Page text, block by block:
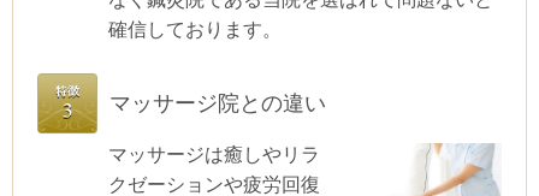
確信しております。
マッサージ院との違い
マッサージは癒しやリラ
クゼーションや疲労回復